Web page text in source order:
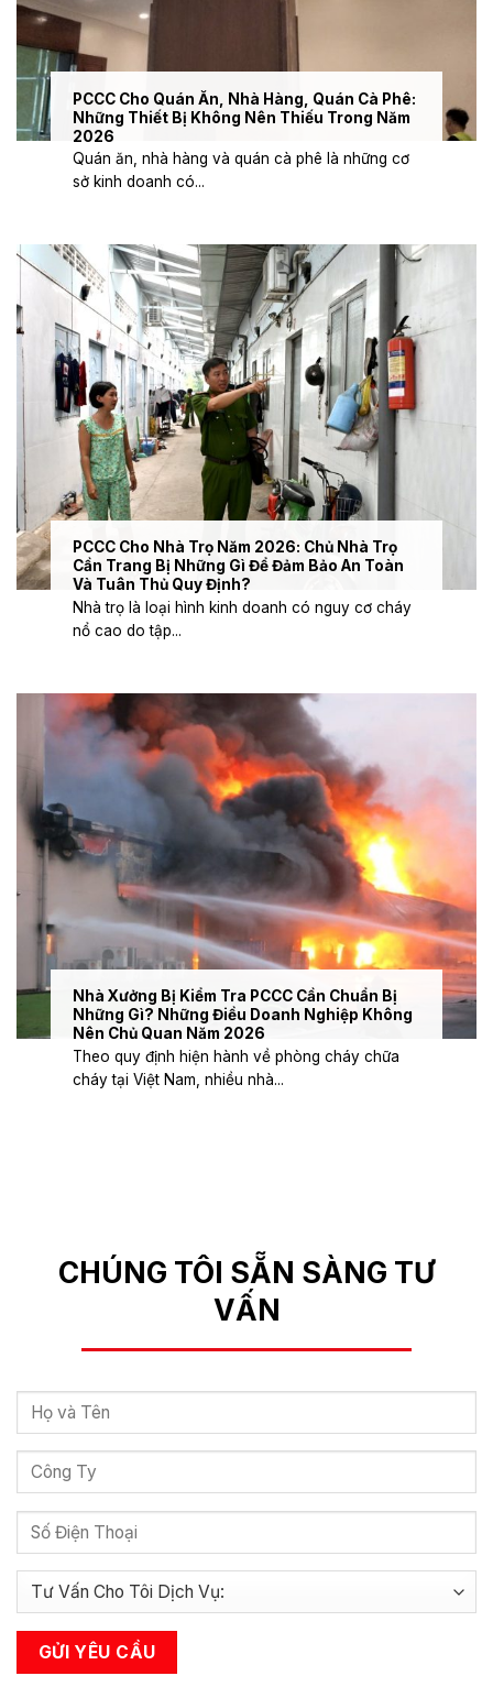
PCCC Cho Quán Ăn, Nhà Hàng, Quán Cà Phê:
Những Thiết Bị Không Nên Thiếu Trong Năm
2026
Quán ăn, nhà hàng và quán cà phê là những cơ
sở kinh doanh có...
PCCC Cho Nhà Trọ Năm 2026: Chủ Nhà Trọ
Cần Trang Bị Những Gì Để Đảm Bảo An Toàn
Và Tuân Thủ Quy Định?
Nhà trọ là loại hình kinh doanh có nguy cơ cháy
nổ cao do tập...
Nhà Xưởng Bị Kiểm Tra PCCC Cần Chuẩn Bị
Những Gì? Những Điều Doanh Nghiệp Không
Nên Chủ Quan Năm 2026
Theo quy định hiện hành về phòng cháy chữa
cháy tại Việt Nam, nhiều nhà...
CHÚNG TÔI SẴN SÀNG TƯ
VẤN